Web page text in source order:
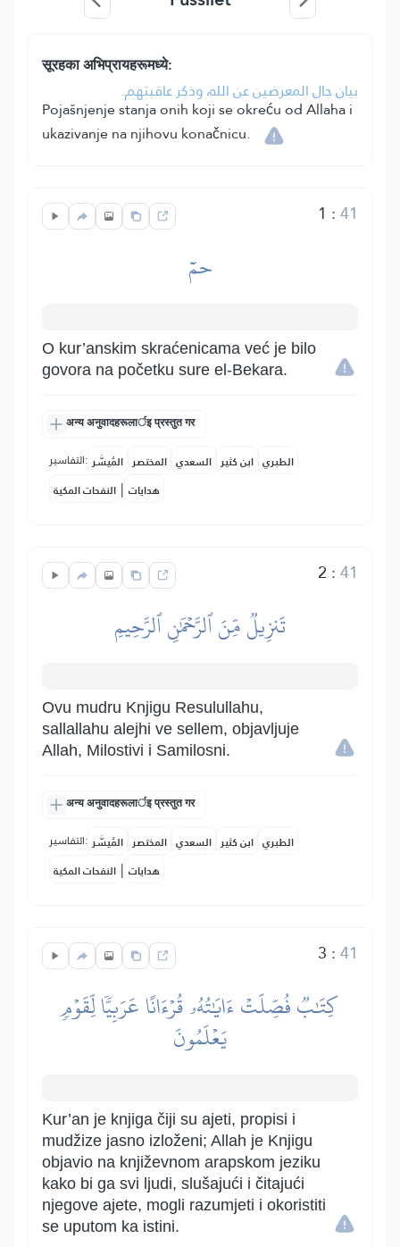
सूरहका अभिप्रायहरूमध्ये:
بيان حال المعرضين عن الله، وذكر عاقبتهم.
Pojašnjenje stanja onih koji se okreću od Allaha i
ukazivanje na njihovu konačnicu.
1 :41
حمٓ
O kur’anskim skraćenicama već je bilo
govora na početku sure el-Bekara.
अन्य अनुवादहरूलार्इ प्रस्तुत गर
التفاسير: المُيسَّر المختصر السعدي ابن كثير الطبري
النفحات المكية | هدايات
2 :41
تَنزِيلٞ مِّنَ ٱلرَّحۡمَٰنِ ٱلرَّحِيمِ
Ovu mudru Knjigu Resulullahu,
sallallahu alejhi ve sellem, objavljuje
Allah, Milostivi i Samilosni.
अन्य अनुवादहरूलार्इ प्रस्तुत गर
التفاسير: المُيسَّر المختصر السعدي ابن كثير الطبري
النفحات المكية | هدايات
3 :41
كِتَٰبٞ فُصِّلَتۡ ءَايَٰتُهُۥ قُرۡءَانًا عَرَبِيّٗا لِّقَوۡمٖ
يَعۡلَمُونَ
Kur’an je knjiga čiji su ajeti, propisi i
mudžize jasno izloženi; Allah je Knjigu
objavio na književnom arapskom jeziku
kako bi ga svi ljudi, slušajući i čitajući
njegove ajete, mogli razumjeti i okoristiti
se uputom ka istini.